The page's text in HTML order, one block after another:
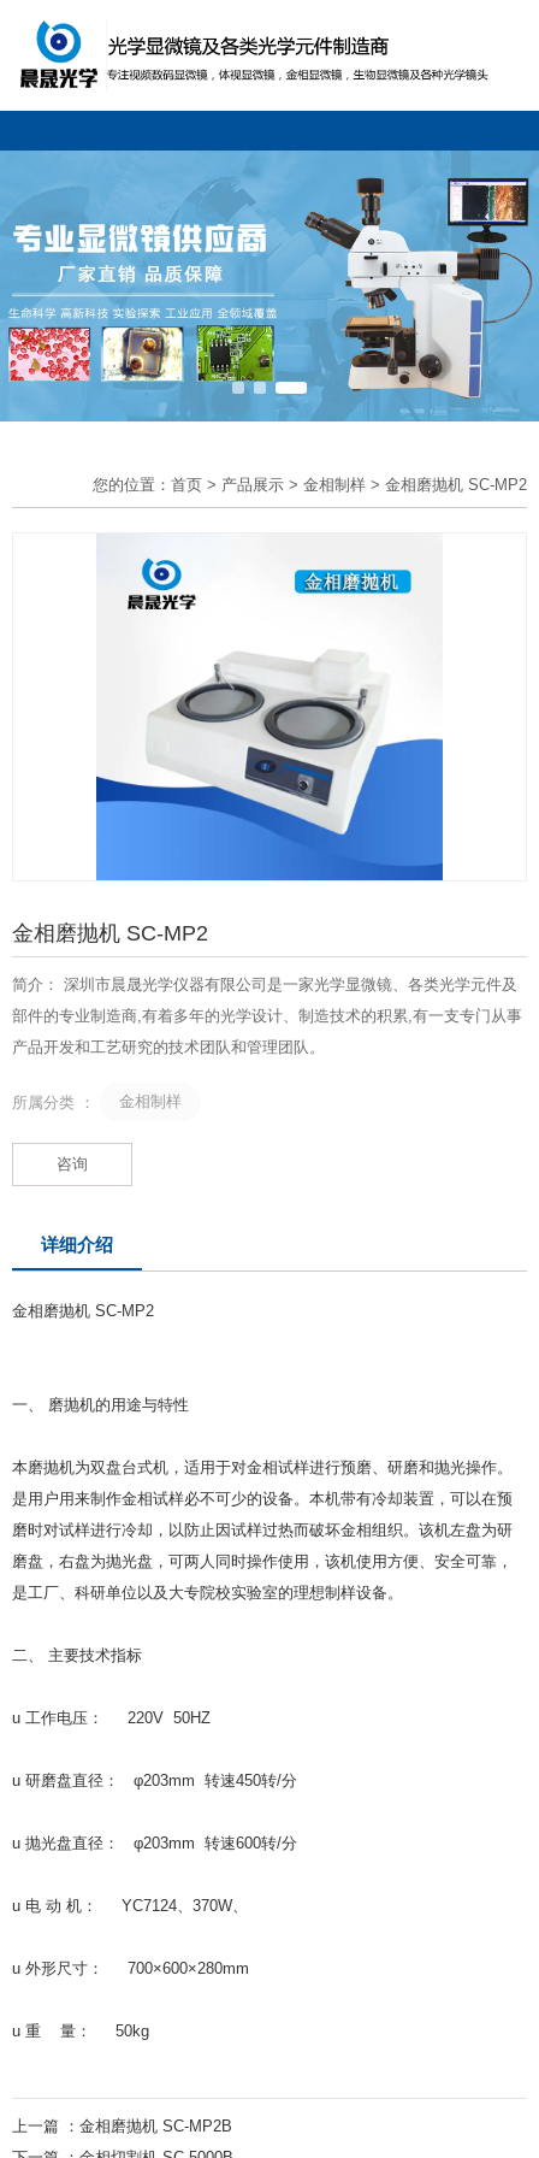
您的位置：首页 > 产品展示 > 金相制样 > 金相磨抛机 SC-MP2
金相磨抛机 SC-MP2
简介： 深圳市晨晟光学仪器有限公司是一家光学显微镜、各类光学元件及
部件的专业制造商,有着多年的光学设计、制造技术的积累,有一支专门从事
产品开发和工艺研究的技术团队和管理团队。
所属分类 ： 金相制样
咨询
详细介绍
金相磨抛机 SC-MP2
一、 磨抛机的用途与特性
本磨抛机为双盘台式机，适用于对金相试样进行预磨、研磨和抛光操作。
是用户用来制作金相试样必不可少的设备。本机带有冷却装置，可以在预
磨时对试样进行冷却，以防止因试样过热而破坏金相组织。该机左盘为研
磨盘，右盘为抛光盘，可两人同时操作使用，该机使用方便、安全可靠，
是工厂、科研单位以及大专院校实验室的理想制样设备。
二、 主要技术指标
u 工作电压： 220V 50HZ
u 研磨盘直径： φ203mm 转速450转/分
u 抛光盘直径： φ203mm 转速600转/分
u 电 动 机： YC7124、370W、
u 外形尺寸： 700×600×280mm
u 重 量： 50kg
上一篇 ： 金相磨抛机 SC-MP2B